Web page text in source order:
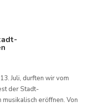
Juli, durften wir vom
der Stadt-
eröffnen. Von